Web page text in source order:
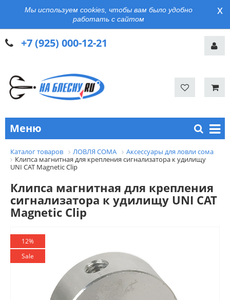
Мы используем cookies, чтобы вам было удобно
работать с сайтом
x
+7 (925) 000-12-21
Меню
Каталог товаров ЛОВЛЯ СОМА
Аксессуары для ловли сома
Клипса магнитная для крепления сигнализатора к удилищу
UNI CAT Magnetic Clip
Клипса магнитная для крепления
сигнализатора к удилищу UNI CAT
Magnetic Clip
12%
Sale